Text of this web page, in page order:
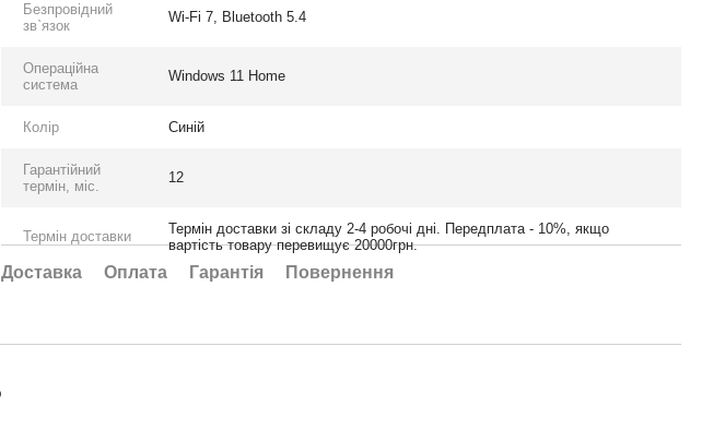
Безпровідний
зв`язок
Wi-Fi 7, Bluetooth 5.4
Операційна
система
Windows 11 Home
Колір Синій
Гарантійний
термін, міс.
12
Термін доставки
Термін доставки зі складу 2-4 робочі дні. Передплата - 10%, якщо
вартість товару перевищує 20000грн.
Доставка Оплата Гарантія Повернення